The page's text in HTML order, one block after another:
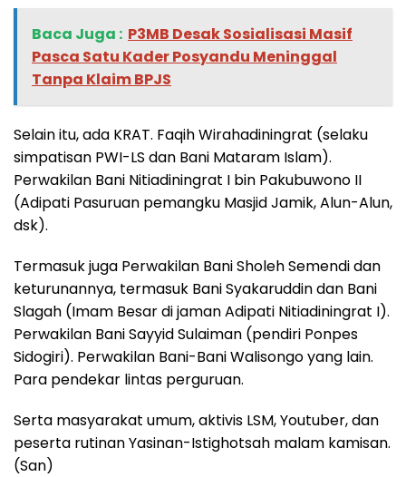
Baca Juga : ‎P3MB Desak Sosialisasi Masif
Pasca Satu Kader Posyandu Meninggal
Tanpa Klaim BPJS
Selain itu, ada KRAT. Faqih Wirahadiningrat (selaku
simpatisan PWI-LS dan Bani Mataram Islam).
Perwakilan Bani Nitiadiningrat I bin Pakubuwono II
(Adipati Pasuruan pemangku Masjid Jamik, Alun-Alun,
dsk).
Termasuk juga Perwakilan Bani Sholeh Semendi dan
keturunannya, termasuk Bani Syakaruddin dan Bani
Slagah (Imam Besar di jaman Adipati Nitiadiningrat I).
Perwakilan Bani Sayyid Sulaiman (pendiri Ponpes
Sidogiri). Perwakilan Bani-Bani Walisongo yang lain.
Para pendekar lintas perguruan.
Serta masyarakat umum, aktivis LSM, Youtuber, dan
peserta rutinan Yasinan-Istighotsah malam kamisan.
(San)